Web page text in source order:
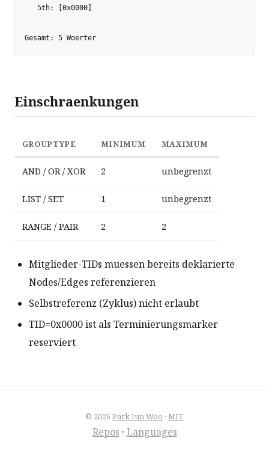
   5th: [0x0000]
Einschraenkungen
GROUPTYPE MINIMUM MAXIMUM
AND / OR / XOR 2 unbegrenzt
LIST / SET 1 unbegrenzt
RANGE / PAIR 2 2
Mitglieder-TIDs muessen bereits deklarierte
Nodes/Edges referenzieren
Selbstreferenz (Zyklus) nicht erlaubt
TID=0x0000 ist als Terminierungsmarker
reserviert
© 2026 Park Jun Woo · MIT
Repos · Languages